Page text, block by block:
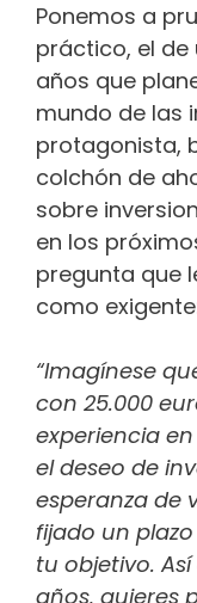
Ponemos a
práctico, el
años que
mundo de las
protagonista,
colchón de
sobre
en los
pregunta que
como
“Imagínese
con 25.000
experiencia
el deseo de
esperanza de
fijado un
tu objetivo.
años, quieres